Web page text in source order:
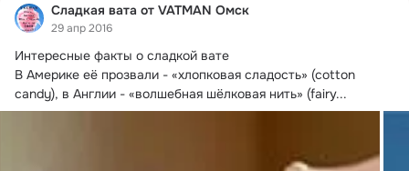
Сладкая вата от VATMAN Омск
29 апр 2016
Интересные факты о сладкой вате
В Америке её прозвали - «хлопковая сладость» (сotton
candy), в Англии - «волшебная шёлковая нить» (fairу...